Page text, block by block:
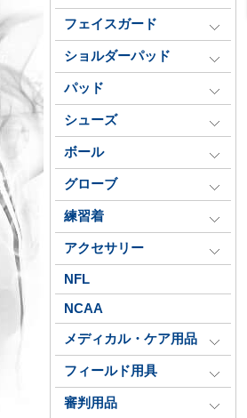
フェイスガード
ショルダーパッド
パッド
シューズ
ボール
グローブ
練習着
アクセサリー
NFL
NCAA
メディカル・ケア用品
フィールド用具
審判用品